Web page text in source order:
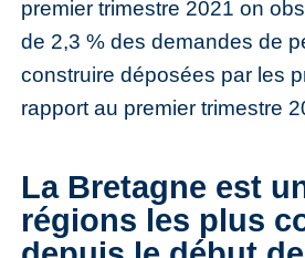
premier trimestre 2021 on
de 2,3 % des demandes de
construire déposées par les
rapport au premier trimestre
La Bretagne est
régions les plus